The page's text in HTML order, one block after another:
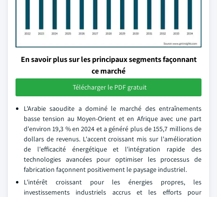
En savoir plus sur les principaux segments façonnant
ce marché
Télécharger le PDF gratuit
L'Arabie saoudite a dominé le marché des entraînements
basse tension au Moyen-Orient et en Afrique avec une part
d'environ 19,3 % en 2024 et a généré plus de 155,7 millions de
dollars de revenus. L'accent croissant mis sur l'amélioration
de l'efficacité énergétique et l'intégration rapide des
technologies avancées pour optimiser les processus de
fabrication façonnent positivement le paysage industriel.
L'intérêt croissant pour les énergies propres, les
investissements industriels accrus et les efforts pour